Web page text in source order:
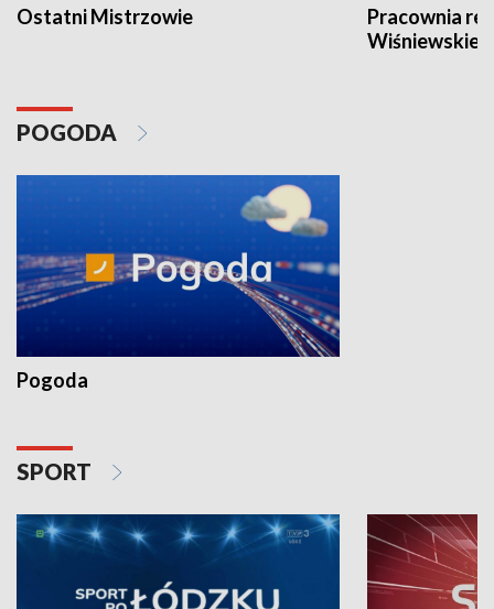
Ostatni Mistrzowie
Pracownia
POGODA
Pogoda
SPORT